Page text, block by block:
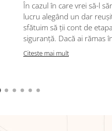
În cazul în care vrei să-l
lucru alegând un dar
sfătuim să ții cont de
siguranță. Dacă ai rămas
Citeste mai mult